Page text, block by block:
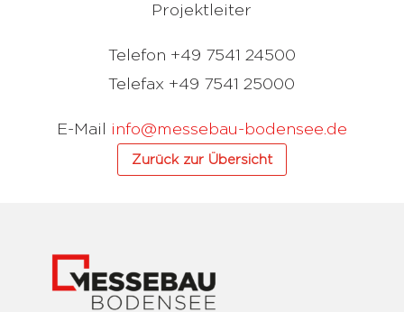
Projektleiter
Telefon +49 7541 24500
Telefax +49 7541 25000
E-Mail info@messebau-bodensee.de
Zurück zur Übersicht